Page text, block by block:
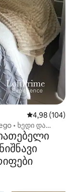
საშუალო
4,98 (104)
• ხედი და